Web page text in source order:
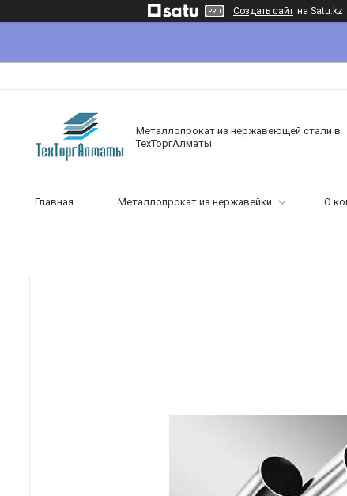
Создать сайт на Satu.kz
Металлопрокат из нержавеющей стали в
ТехТоргАлматы
Главная Металлопрокат из нержавейки О